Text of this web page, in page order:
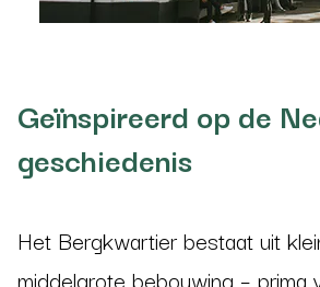
Geïnspireerd op de
geschiedenis
Het Bergkwartier bestaat uit
middelgrote bebouwing – prima